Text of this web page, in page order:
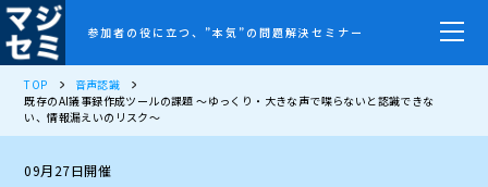
参加者の役に立つ、”本気”の問題解決セミナー
TOP
音声認識
既存のAI議事録作成ツールの課題 ～ゆっくり・大きな声で喋らないと認識できな
い、情報漏えいのリスク～
09月27日開催